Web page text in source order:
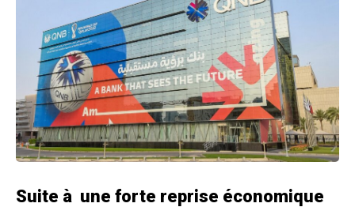
Suite à une forte reprise économique